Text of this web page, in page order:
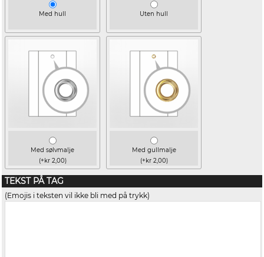
Med hull Uten hull
Med sølvmalje
(+kr 2,00)
Med gullmalje
(+kr 2,00)
TEKST PÅ TAG
(Emojis i teksten vil ikke bli med på trykk)